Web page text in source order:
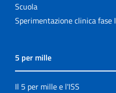
Scuola
Sperimentazione clinica fase I
5 per mille
Il 5 per mille e l'ISS